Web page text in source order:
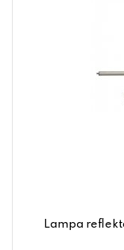
Lampa